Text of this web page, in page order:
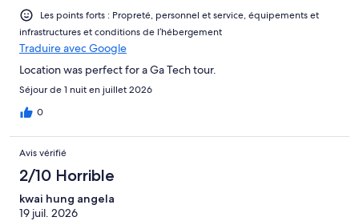
Les points forts : Propreté, personnel et service, équipements et
infrastructures et conditions de l’hébergement
Traduire avec Google
Location was perfect for a Ga Tech tour.
Séjour de 1 nuit en juillet 2026
0
Avis vérifié
2/10 Horrible
kwai hung angela
19 juil. 2026